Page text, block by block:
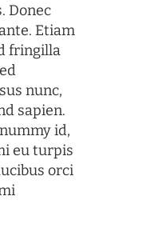
Donec
Etiam
fringilla
nunc,
sapien.
id,
eu turpis
orci